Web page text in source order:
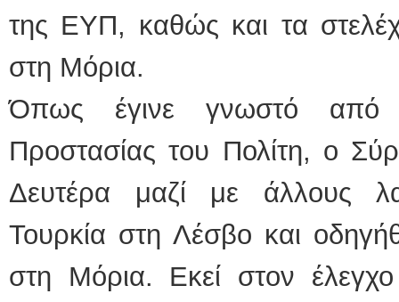
της ΕΥΠ, καθώς και τα
στη Μόρια.
Όπως έγινε γνωστό από
Προστασίας του Πολίτη, ο
Δευτέρα μαζί με άλλους
Τουρκία στη Λέσβο και
στη Μόρια. Εκεί στον